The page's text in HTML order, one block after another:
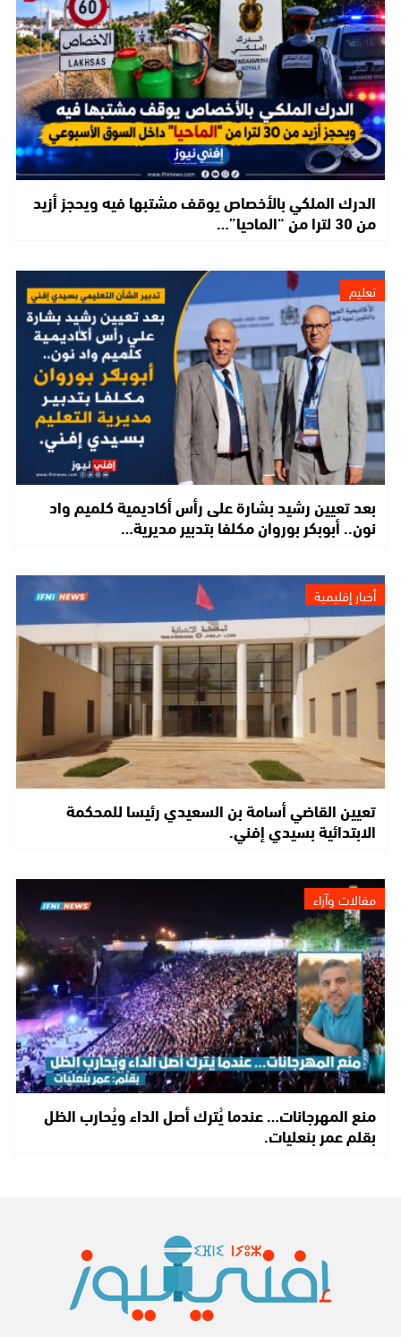
الدرك الملكي بالأخصاص يوقف مشتبها فيه ويحجز أزيد
من 30 لترا من “الماحيا”…
تعليم
بعد تعيين رشيد بشارة على رأس أكاديمية كلميم واد
نون.. أبوبكر بوروان مكلفا بتدبير مديرية…
أخبار إقليمية
تعيين القاضي أسامة بن السعيدي رئيسا للمحكمة
الابتدائية بسيدي إفني.
مقالات وآراء
منع المهرجانات… عندما يُترك أصل الداء ويُحارب الظل
بقلم عمر بنعليات.